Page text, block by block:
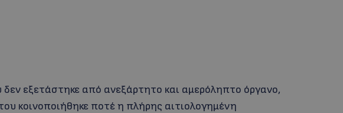
δεν εξετάστηκε από ανεξάρτητο και αμερόληπτο όργανο,
κοινοποιήθηκε ποτέ η πλήρης αιτιολογημένη